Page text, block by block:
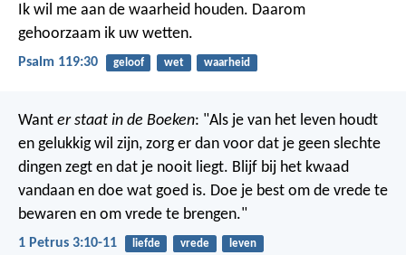
Ik wil me aan de waarheid houden. Daarom
gehoorzaam ik uw wetten.
Psalm 119:30 geloof wet waarheid
Want er staat in de Boeken: "Als je van het leven houdt
en gelukkig wil zijn, zorg er dan voor dat je geen slechte
dingen zegt en dat je nooit liegt. Blijf bij het kwaad
vandaan en doe wat goed is. Doe je best om de vrede te
bewaren en om vrede te brengen."
1 Petrus 3:10-11 liefde vrede leven